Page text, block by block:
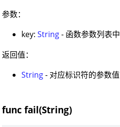
参数：
key:String- 函数参数列表中
返回值：
String- 对应标识符的参数值
func fail(String)